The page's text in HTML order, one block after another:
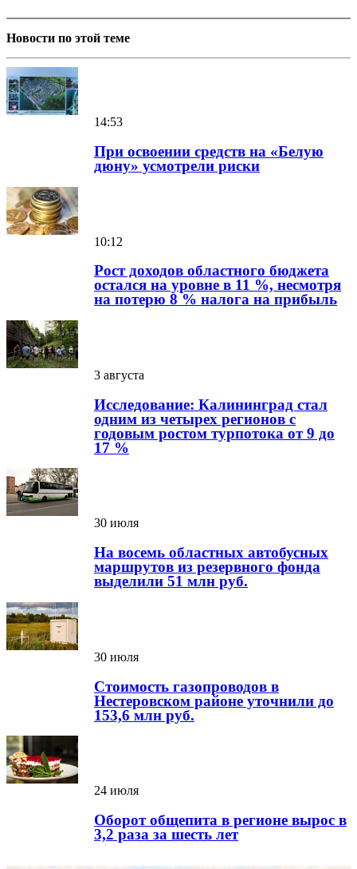
Новости по этой теме
14:53
При освоении средств на «Белую
дюну» усмотрели риски
10:12
Рост доходов областного бюджета
остался на уровне в 11 %, несмотря
на потерю 8 % налога на прибыль
3 августа
Исследование: Калининград стал
одним из четырех регионов с
годовым ростом турпотока от 9 до
17 %
30 июля
На восемь областных автобусных
маршрутов из резервного фонда
выделили 51 млн руб.
30 июля
Стоимость газопроводов в
Нестеровском районе уточнили до
153,6 млн руб.
24 июля
Оборот общепита в регионе вырос в
3,2 раза за шесть лет